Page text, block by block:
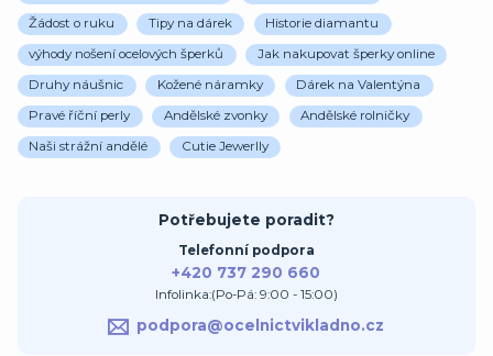
Žádost o ruku Tipy na dárek Historie diamantu
výhody nošení ocelových šperků Jak nakupovat šperky online
Druhy náušnic Kožené náramky Dárek na Valentýna
Pravé říční perly Andělské zvonky Andělské rolničky
Naši strážní andělé Cutie Jewerlly
Potřebujete poradit?
Telefonní podpora
+420 737 290 660
Infolinka:(Po-Pá: 9:00 - 15:00)
podpora@ocelnictvikladno.cz